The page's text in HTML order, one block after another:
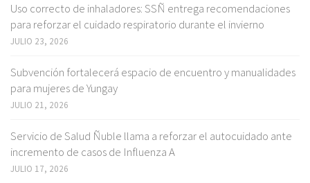
Uso correcto de inhaladores: SSÑ entrega recomendaciones
para reforzar el cuidado respiratorio durante el invierno
JULIO 23, 2026
Subvención fortalecerá espacio de encuentro y manualidades
para mujeres de Yungay
JULIO 21, 2026
Servicio de Salud Ñuble llama a reforzar el autocuidado ante
incremento de casos de Influenza A
JULIO 17, 2026